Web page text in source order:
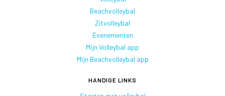
Beachvolleybal
Zitvolleybal
Evenementen
Mijn Volleybal app
Mijn Beachvolleybal app
HANDIGE LINKS